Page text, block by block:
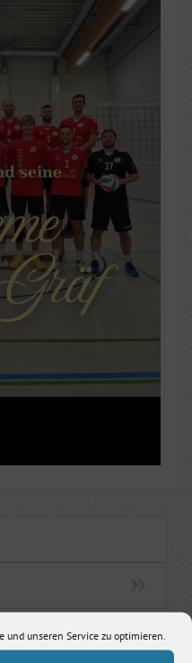
und unseren Service zu optimieren.